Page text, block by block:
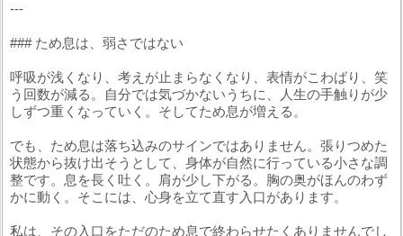
---
### ため息は、弱さではない
呼吸が浅くなり、考えが止まらなくなり、表情がこわばり、笑
う回数が減る。自分では気づかないうちに、人生の手触りが少
しずつ重くなっていく。そしてため息が増える。
でも、ため息は落ち込みのサインではありません。張りつめた
状態から抜け出そうとして、身体が自然に行っている小さな調
整です。息を長く吐く。肩が少し下がる。胸の奥がほんのわず
かに動く。そこには、心身を立て直す入口があります。
私は、その入口をただのため息で終わらせたくありませんでし